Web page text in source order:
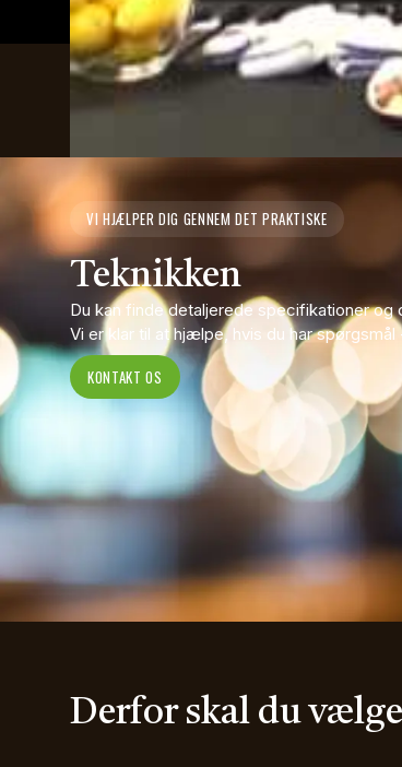
VI HJÆLPER DIG GENNEM DET PRAKTISKE
Teknikken
Du kan finde detaljerede specifikationer
Vi er klar til at hjælpe, hvis du har
KONTAKT OS
Derfor skal du